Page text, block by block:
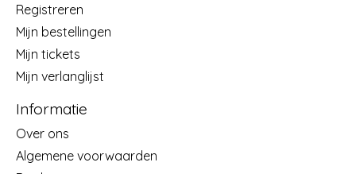
Registreren
Mijn bestellingen
Mijn tickets
Mijn verlanglijst
Informatie
Over ons
Algemene voorwaarden